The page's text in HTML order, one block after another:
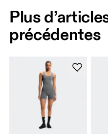
Plus
précédentes